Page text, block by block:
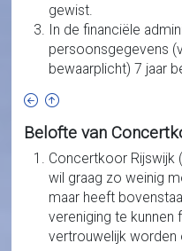
gewist.
In de financiële
persoonsgegevens
bewaarplicht) 7 jaar
Belofte van
Concertkoor Rijswijk
wil graag zo weinig
maar heeft
vereniging te kunnen
vertrouwelijk worden